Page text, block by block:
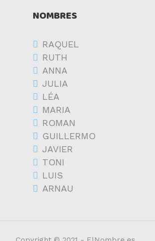
NOMBRES
RAQUEL
RUTH
ANNA
JULIA
LÉA
MARIA
ROMAN
GUILLERMO
JAVIER
TONI
LUIS
ARNAU